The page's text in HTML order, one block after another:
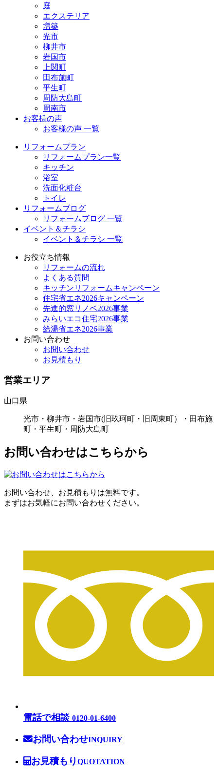
庭
エクステリア
増築
光市
柳井市
岩国市
上関町
田布施町
平生町
周防大島町
周南市
お客様の声
お客様の声 一覧
リフォームプラン
リフォームプラン一覧
キッチン
浴室
洗面化粧台
トイレ
リフォームブログ
リフォームブログ 一覧
イベント＆チラシ
イベント＆チラシ 一覧
お役立ち情報
リフォームの流れ
よくある質問
キッチンリフォームキャンペーン
住宅省エネ2026キャンペーン
先進的窓リノベ2026事業
みらいエコ住宅2026事業
給湯省エネ2026事業
お問い合わせ
お問い合わせ
お見積もり
営業エリア
山口県
光市・柳井市・岩国市(旧玖珂町・旧周東町）・田布施
町・平生町・周防大島町
お問い合わせはこちらから
お問い合わせ、お見積もりは無料です。
まずはお気軽にお問い合わせください。
電話で相談 0120-01-6400
お問い合わせINQUIRY
お見積もり QUOTATION